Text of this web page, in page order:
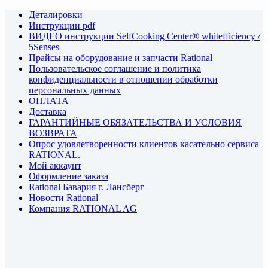
Деталировки
Инструкции pdf
ВИДЕО инструкции SelfCooking Center® whitefficiency /
5Senses
Прайсы на оборудование и запчасти Rational
Пользовательское соглашение и политика
конфиденциальности в отношении обработки
персональных данных
ОПЛАТА
Доставка
ГАРАНТИЙНЫЕ ОБЯЗАТЕЛЬСТВА И УСЛОВИЯ
ВОЗВРАТА
Опрос удовлетворенности клиентов касательно сервиса
RATIONAL.
Мой аккаунт
Оформление заказа
Rational Бавария г. Лансберг
Новости Rational
Компания RATIONAL AG